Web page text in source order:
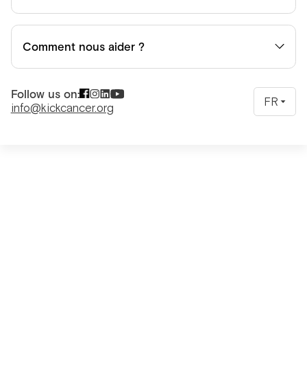
Comment nous aider ?
Follow us on:
info@kickcancer.org
FR